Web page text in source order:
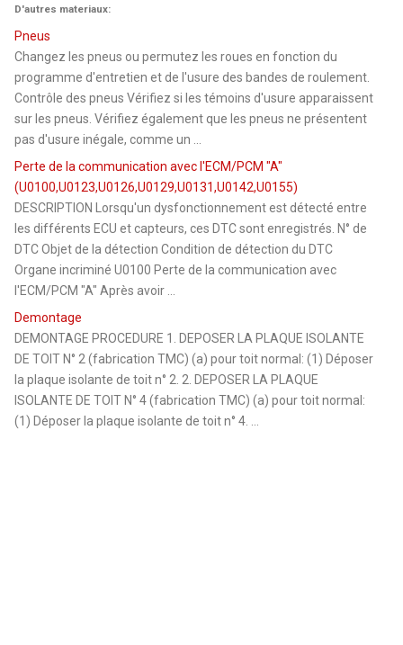
D'autres materiaux:
Pneus
Changez les pneus ou permutez les roues en fonction du
programme d'entretien et de l'usure des bandes de roulement.
Contrôle des pneus Vérifiez si les témoins d'usure apparaissent
sur les pneus. Vérifiez également que les pneus ne présentent
pas d'usure inégale, comme un ...
Perte de la communication avec l'ECM/PCM "A"
(U0100,U0123,U0126,U0129,U0131,U0142,U0155)
DESCRIPTION Lorsqu'un dysfonctionnement est détecté entre
les différents ECU et capteurs, ces DTC sont enregistrés. N° de
DTC Objet de la détection Condition de détection du DTC
Organe incriminé U0100 Perte de la communication avec
l'ECM/PCM "A" Après avoir ...
Demontage
DEMONTAGE PROCEDURE 1. DEPOSER LA PLAQUE ISOLANTE
DE TOIT N° 2 (fabrication TMC) (a) pour toit normal: (1) Déposer
la plaque isolante de toit n° 2. 2. DEPOSER LA PLAQUE
ISOLANTE DE TOIT N° 4 (fabrication TMC) (a) pour toit normal:
(1) Déposer la plaque isolante de toit n° 4. ...